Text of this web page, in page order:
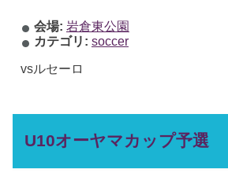
会場: 岩倉東公園
カテゴリ: soccer
vsルセーロ
U10オーヤマカップ予選